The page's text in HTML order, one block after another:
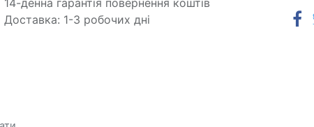
14-денна гарантія повернення коштів
Доставка: 1-3 робочих дні